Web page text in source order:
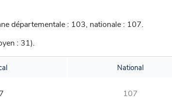
départementale : 103, nationale : 107.
: 31).
National
107